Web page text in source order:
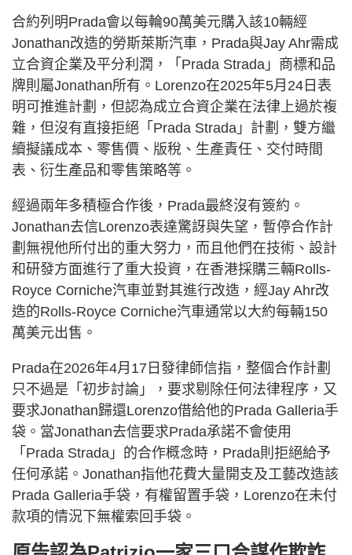
合約列明Prada會以每輪90萬美元購入該10輛經
Jonathan改造的勞斯萊斯汽車，Prada與Jay Ahr需成
立合資企業及平分利潤，「Prada Strada」商標和品
牌則屬Jonathan所有。Lorenzo在2025年5月24日表
明可推進計劃，但認為成立合資企業在法律上過於複
雜，但沒有直接拒絕「Prada Strada」計劃，雙方繼
續擬議成本、零售價、版稅、生產責任、交付時間
表、衍生產品和零售策略等。
經過兩年多積極合作後，Prada最終沒有簽約。
Jonathan去信Lorenzo表達驚訝與失望，暫停合作計
劃無視他所付出的重大努力，而且他們在技術、設計
和研發方面進行了重大投資，在香港採購三輛Rolls-
Royce Corniche汽車並對其進行改造，經Jay Ahr改
造的Rolls-Royce Corniche汽車通常以大約每輛150
萬美元出售。
Prada在2026年4月17日發律師信指，整個合作計劃
只不過是「初步討論」，要求剔除任何法律程序，又
要求Jonathan歸還Lorenzo借給他的Prada Galleria手
袋。當Jonathan去信要求Prada承諾不會使用
「Prada Strada」的合作概念時，Prada則拒絕給予
任何承諾。Jonathan指他花費大量開支及工藝改造該
Prada Galleria手袋，有權留置手袋，Lorenzo在未付
款項的情況下無權索回手袋。